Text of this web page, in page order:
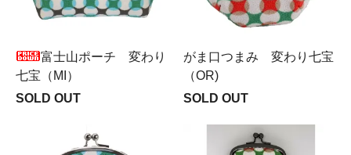
富士山ポーチ 変わり
七宝（MI）
SOLD OUT
がま口つまみ 変わり七宝
（OR)
SOLD OUT